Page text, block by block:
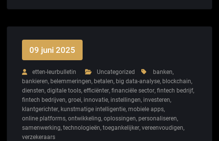
09 juni 2025
etten-leurbulletin Uncategorized banken,
bankieren, belemmeringen, betalen, big data-analyse, blockchain,
diensten, digitale tools, efficiënter, financiële sector, fintech bedrijf,
fintech bedrijven, groei, innovatie, instellingen, investeren,
klantgerichter, kunstmatige intelligentie, mobiele apps,
online platforms, ontwikkeling, oplossingen, personaliseren,
samenwerking, technologieën, toegankelijker, vereenvoudigen,
verzekeraars